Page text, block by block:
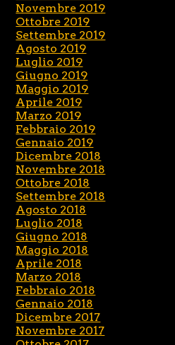
Novembre 2019
Ottobre 2019
Settembre 2019
Agosto 2019
Luglio 2019
Giugno 2019
Maggio 2019
Aprile 2019
Marzo 2019
Febbraio 2019
Gennaio 2019
Dicembre 2018
Novembre 2018
Ottobre 2018
Settembre 2018
Agosto 2018
Luglio 2018
Giugno 2018
Maggio 2018
Aprile 2018
Marzo 2018
Febbraio 2018
Gennaio 2018
Dicembre 2017
Novembre 2017